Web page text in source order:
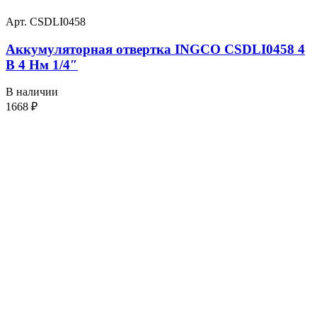
Арт. CSDLI0458
Аккумуляторная отвертка INGCO CSDLI0458 4
В 4 Нм 1/4″
В наличии
1668 ₽